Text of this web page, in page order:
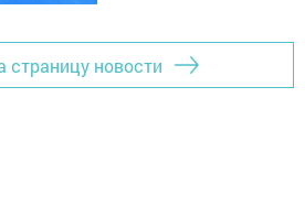
страницу новости